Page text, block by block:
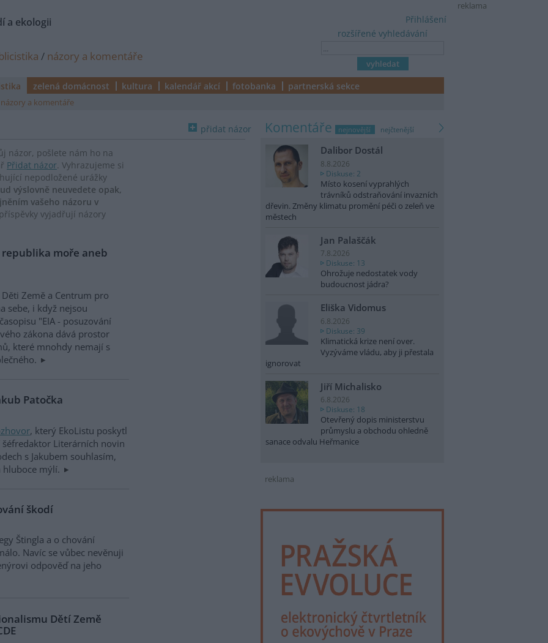
reklama
a ekologii
/ názory a komentáře
rozšířené vyhledávání
Přihlášení
zelená domácnost kultura kalendář akcí fotobanka partnerská sekce
názory a komentáře
přidat názor
názor, pošlete nám ho na
Přidat názor. Vyhrazujeme si
nepodložené urážky
výslovně neuvedete opak,
vašeho názoru v
vyjadřují názory
republika moře aneb
Země a Centrum pro
sebe, i když nejsou
"EIA - posuzování
zákona dává prostor
které mnohdy nemají s
Patočka
, který EkoListu poskytl
šéfredaktor Literárních novin
s Jakubem souhlasím,
hluboce mýlí.
škodí
Štingla a o chování
Navíc se vůbec nevěnuji
odpověď na jeho
Dětí Země
komentáře nejnovější nejčtenější
Dalibor Dostál
8.8.2026
Diskuse: 2
Místo kosení vyprahlých
trávníků odstraňování invazních
dřevin. Změny klimatu promění péči o zeleň ve
městech
Jan Palaščák
7.8.2026
Diskuse: 13
Ohrožuje nedostatek vody
budoucnost jádra?
Eliška Vidomus
6.8.2026
Diskuse: 39
Klimatická krize není over.
Vyzýváme vládu, aby ji přestala
ignorovat
Jiří Michalisko
6.8.2026
Diskuse: 18
Otevřený dopis ministerstvu
průmyslu a obchodu ohledně
sanace odvalu Heřmanice
reklama